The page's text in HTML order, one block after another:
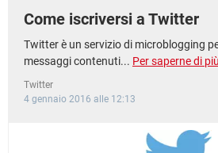
Come iscriversi a Twitter
Twitter è un servizio di microblogging
messaggi contenuti... Per saperne di più
Twitter
4 gennaio 2016 alle 12:13